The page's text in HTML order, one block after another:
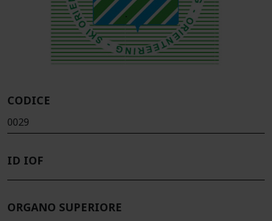
CODICE
0029
ID IOF
ORGANO SUPERIORE